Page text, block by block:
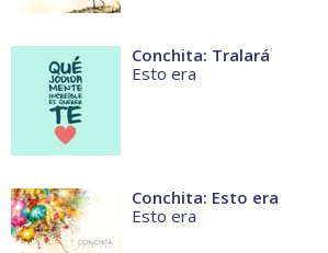
Conchita: Tralará
Esto era
Conchita: Esto era
Esto era